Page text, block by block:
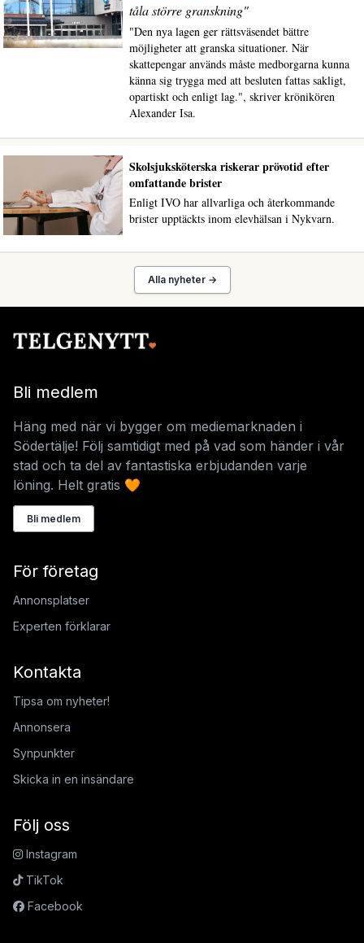
tåla större granskning"
"Den nya lagen ger rättsväsendet bättre
möjligheter att granska situationer. När
skattepengar används måste medborgarna kunna
känna sig trygga med att besluten fattas sakligt,
opartiskt och enligt lag.", skriver krönikören
Alexander Isa.
Skolsjuksköterska riskerar prövotid efter
omfattande brister
Enligt IVO har allvarliga och återkommande
brister upptäckts inom elevhälsan i Nykvarn.
Alla nyheter →
Bli medlem
Häng med när vi bygger om mediemarknaden i
Södertälje! Följ samtidigt med på vad som händer i vår
stad och ta del av fantastiska erbjudanden varje
löning. Helt gratis 🧡
Bli medlem
För företag
Annonsplatser
Experten förklarar
Kontakta
Tipsa om nyheter!
Annonsera
Synpunkter
Skicka in en insändare
Följ oss
Instagram
TikTok
Facebook